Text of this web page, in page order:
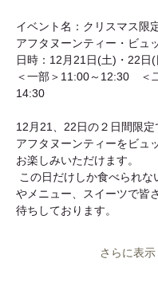
イベント名：クリスマス限
アフタヌーンティー・ビュ
日時：12月21日(土)・22
＜一部＞11:00～12:30　＜
14:30
12月21、22日の２日間限定
アフタヌーンティーをビュ
お楽しみいただけます。
やメニュー、スイーツで皆
待ちしております。
さらに表示